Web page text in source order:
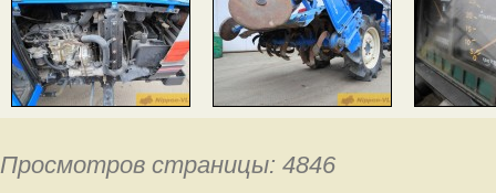
Просмотров страницы: 4846